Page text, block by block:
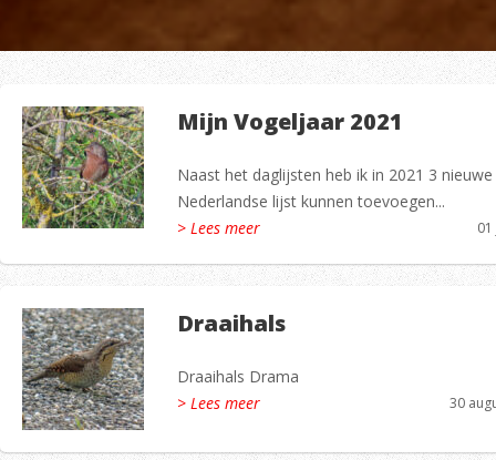
Mijn Vogeljaar 2021
Naast het daglijsten heb ik in 2021 3
Nederlandse lijst kunnen toevoegen...
> Lees meer
Draaihals
Draaihals Drama
> Lees meer
30